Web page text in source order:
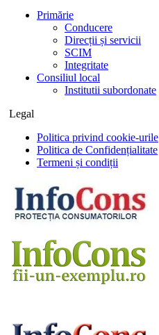
Primărie
Conducere
Direcții și servicii
SCIM
Integritate
Consiliul local
Institutii subordonate
Legal
Politica privind cookie-urile
Politica de Confidențialitate
Termeni și condiții